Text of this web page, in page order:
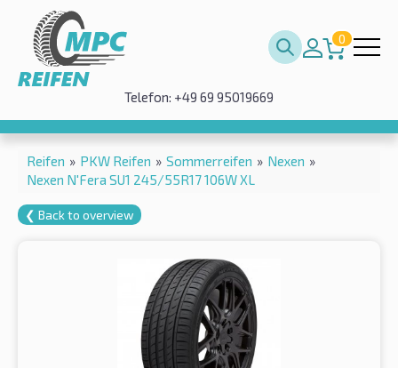
0
Telefon: +49 69 95019669
Reifen » PKW Reifen » Sommerreifen » Nexen »
Nexen N'Fera SU1 245/55R17 106W XL
❮ Back to overview